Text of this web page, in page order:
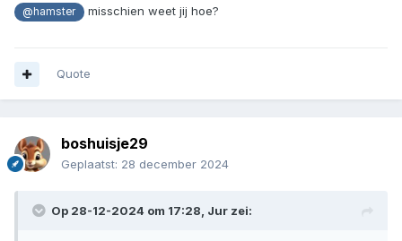
@hamster misschien weet jij hoe?
Quote
boshuisje29
Geplaatst: 28 december 2024
Op 28-12-2024 om 17:28, Jur zei: